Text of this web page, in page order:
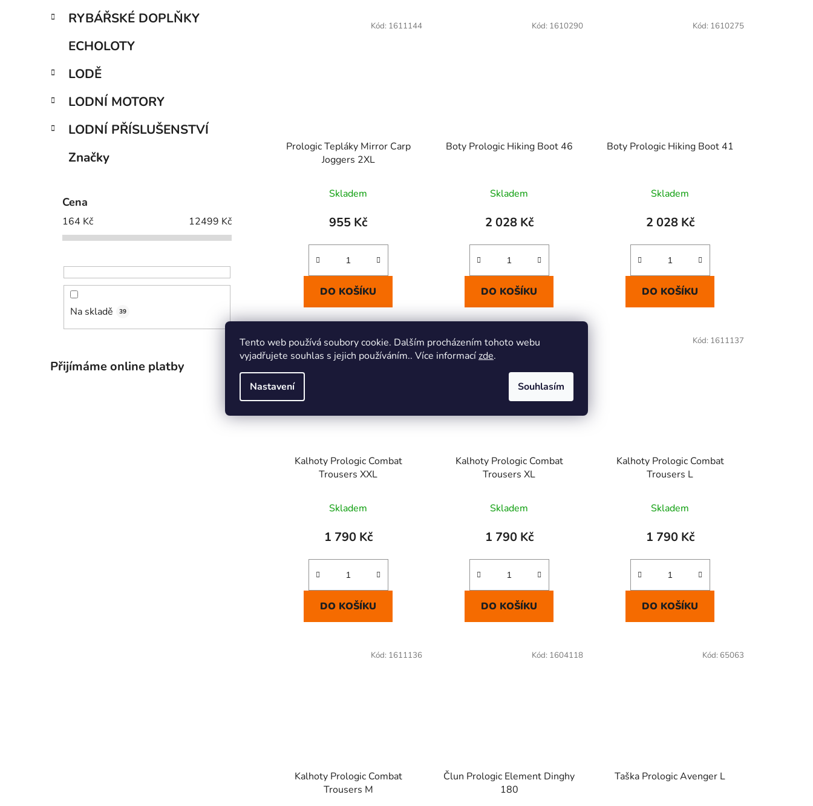
Tento web používá soubory cookie. Dalším procházením tohoto webu
vyjadřujete souhlas s jejich používáním.. Více informacízde.
Nastavení Souhlasím
RYBÁŘSKÉ DOPLŇKY
ECHOLOTY
LODĚ
LODNÍ MOTORY
LODNÍ PŘÍSLUŠENSTVÍ
Značky
Cena
164 Kč 12499 Kč
Na skladě 39
Přijímáme online platby
Prologic Tepláky Mirror Carp
Joggers 2XL
Skladem
955 Kč
DO KOŠÍKU
Kód: 1611144
Boty Prologic Hiking Boot 46
Skladem
2 028 Kč
DO KOŠÍKU
Kód: 1610290
Boty Prologic Hiking Boot 41
Skladem
2 028 Kč
DO KOŠÍKU
Kód: 1610275
Kalhoty Prologic Combat
Trousers XXL
Skladem
1 790 Kč
DO KOŠÍKU
Kód:1611139
Kalhoty Prologic Combat
Trousers XL
Skladem
1 790 Kč
DO KOŠÍKU
Kód:
Kalhoty Prologic Combat
Trousers L
Skladem
1 790 Kč
DO KOŠÍKU
Kód: 1611137
Kalhoty Prologic Combat
Trousers M
Kód: 1611136
Člun Prologic Element Dinghy
180
Kód: 1604118
Taška Prologic Avenger L
Kód: 65063